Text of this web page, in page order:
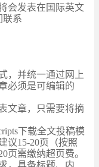
会发表在国际英文
联系
，并统一通过网上
必须是可编辑的
文章，只需要将摘
下载全文投稿模
议15-20页（按照
页需缴纳超页费。
，具备标题、内